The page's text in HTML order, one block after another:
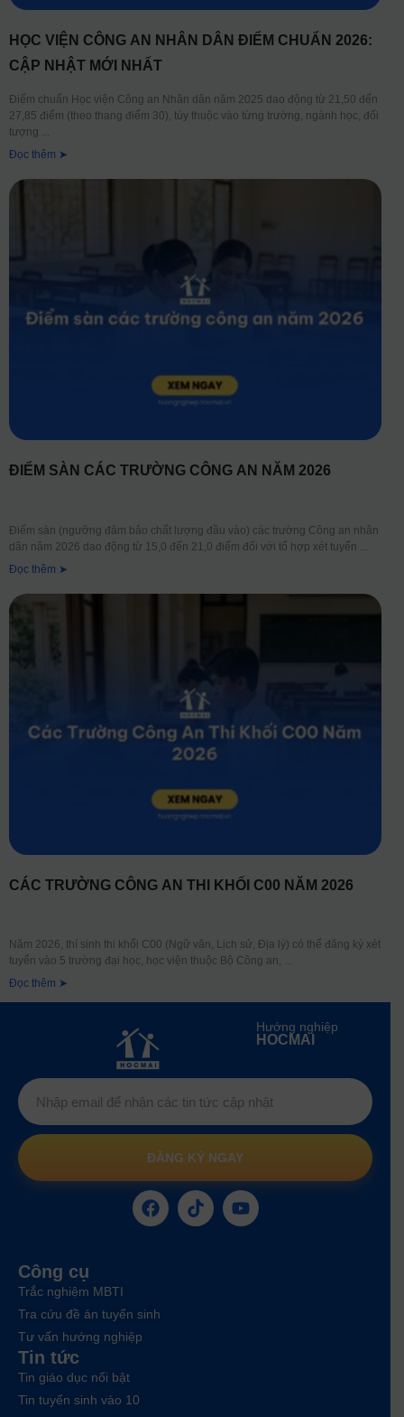
HỌC VIỆN CÔNG AN NHÂN DÂN ĐIỂM CHUẨN 2026:
CẬP NHẬT MỚI NHẤT
Điểm chuẩn Học viện Công an Nhân dân năm 2025 dao động từ 21,50 đến
27,85 điểm (theo thang điểm 30), tùy thuộc vào từng trường, ngành học, đối
tượng
Đọc thêm ➤
ĐIỂM SÀN CÁC TRƯỜNG CÔNG AN NĂM 2026
Điểm sàn (ngưỡng đảm bảo chất lượng đầu vào) các trường Công an nhân
dân năm 2026 dao động từ 15,0 đến 21,0 điểm đối với tổ hợp xét tuyển
Đọc thêm ➤
CÁC TRƯỜNG CÔNG AN THI KHỐI C00 NĂM 2026
Năm 2026, thí sinh thi khối C00 (Ngữ văn, Lịch sử, Địa lý) có thể đăng ký xét
tuyển vào 5 trường đại học, học viện thuộc Bộ Công an,
Đọc thêm ➤
Hướng nghiệp
HOCMAI
ĐĂNG KÝ NGAY
Công cụ
Trắc nghiệm MBTI
Tra cứu đề án tuyển sinh
Tư vấn hướng nghiệp
Tin tức
Tin giáo dục nổi bật
Tin tuyển sinh vào 10